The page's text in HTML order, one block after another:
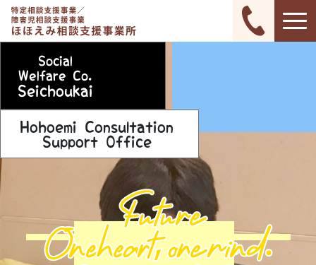
Social
Welfare Co.
Seichoukai
Hohoemi Consultation
Support Office